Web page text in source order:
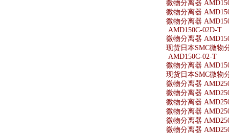
微物分离器
微物分离器
微物分离器
AMD150C-02D-T
微物分离器
现货日本SMC微物
AMD150C-02-T
微物分离器
现货日本SMC微物
微物分离器
微物分离器
微物分离器
微物分离器
微物分离器
微物分离器